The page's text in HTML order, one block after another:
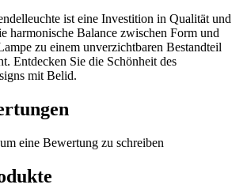
ist eine Investition in Qualität und
harmonische Balance zwischen Form und
zu einem unverzichtbaren Bestandteil
Entdecken Sie die Schönheit des
mit Belid.
eine Bewertung zu schreiben